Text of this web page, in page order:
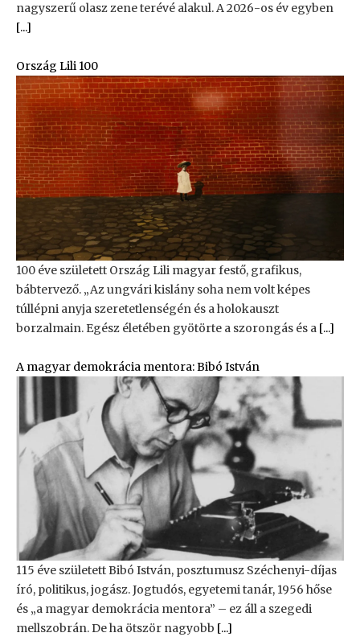
nagyszerű olasz zene terévé alakul. A 2026-os év egyben
[...]
Ország Lili 100
100 éve született Ország Lili magyar festő, grafikus,
bábtervező. „Az ungvári kislány soha nem volt képes
túllépni anyja szeretetlenségén és a holokauszt
borzalmain. Egész életében gyötörte a szorongás és a [...]
A magyar demokrácia mentora: Bibó István
115 éve született Bibó István, posztumusz Széchenyi-díjas
író, politikus, jogász. Jogtudós, egyetemi tanár, 1956 hőse
és „a magyar demokrácia mentora” – ez áll a szegedi
mellszobrán. De ha ötször nagyobb [...]